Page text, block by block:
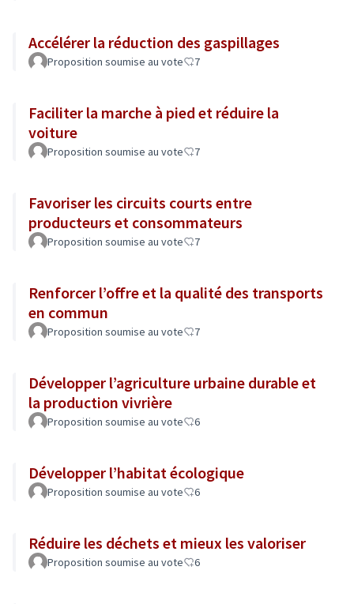
Accélérer la réduction des gaspillages
Proposition soumise au vote 7
Faciliter la marche à pied et réduire la
voiture
Proposition soumise au vote 7
Favoriser les circuits courts entre
producteurs et consommateurs
Proposition soumise au vote 7
Renforcer l’offre et la qualité des transports
en commun
Proposition soumise au vote 7
Développer l’agriculture urbaine durable et
la production vivrière
Proposition soumise au vote 6
Développer l’habitat écologique
Proposition soumise au vote 6
Réduire les déchets et mieux les valoriser
Proposition soumise au vote 6